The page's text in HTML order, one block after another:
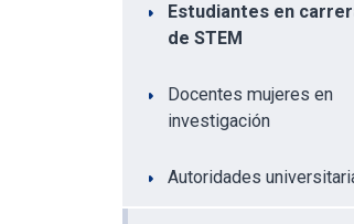
Estudiantes en
de STEM
Docentes mujeres en
investigación
Autoridades